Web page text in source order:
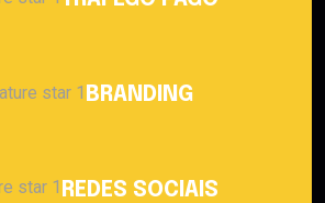
BRANDING
REDES SOCIAIS